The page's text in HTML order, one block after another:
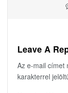
Leave A
Az e-mail címet
karakterrel